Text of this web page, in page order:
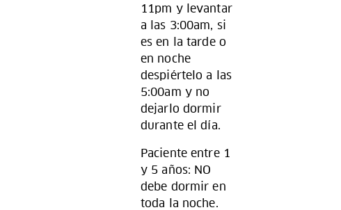
11pm y levantar
a las 3:00am, si
es en la tarde o
en noche
despiértelo a las
5:00am y no
dejarlo dormir
durante el día.
Paciente entre 1
y 5 años: NO
debe dormir en
toda la noche.